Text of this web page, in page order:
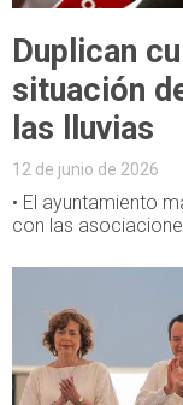
Duplican
situación
las lluvias
12 de junio de 2026
• El ayuntamiento
con las